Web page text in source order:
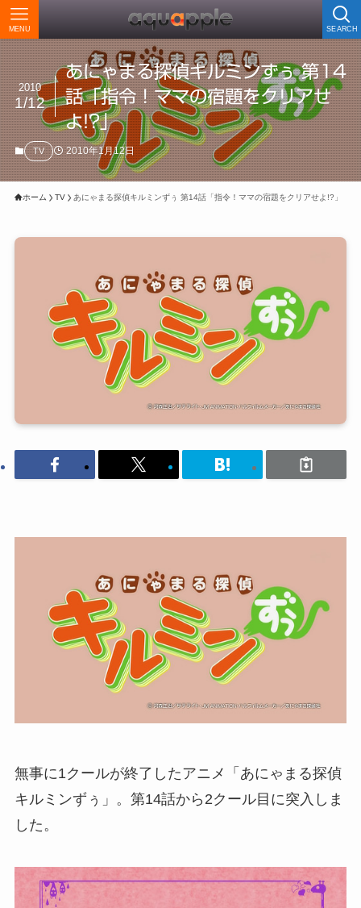
SEARCH
MENU
あにゃまる探偵キルミンずぅ 第14
話「指令！ママの宿題をクリアせ
よ!?」
2010
1/12
TV 2010年1月12日
ホーム TV あにゃまる探偵キルミンずぅ 第14話「指令！ママの宿題をクリアせよ!?」
無事に1クールが終了したアニメ「あにゃまる探偵
キルミンずぅ」。第14話から2クール目に突入しま
した。